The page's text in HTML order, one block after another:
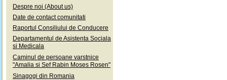
Despre noi (About us)
Date de contact comunitati
Raportul Consiliului de Conducere
Departamentul de Asistenta Sociala
si Medicala
Caminul de persoane varstnice
"Amalia si Sef Rabin Moses Rosen"
Sinagogi din Romania